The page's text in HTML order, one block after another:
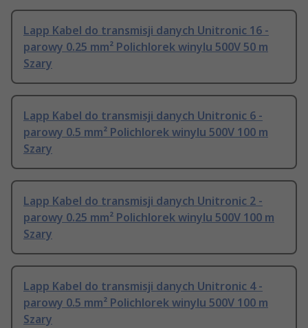
Lapp Kabel do transmisji danych Unitronic 16 -
parowy 0.25 mm² Polichlorek winylu 500V 50 m
Szary
Lapp Kabel do transmisji danych Unitronic 6 -
parowy 0.5 mm² Polichlorek winylu 500V 100 m
Szary
Lapp Kabel do transmisji danych Unitronic 2 -
parowy 0.25 mm² Polichlorek winylu 500V 100 m
Szary
Lapp Kabel do transmisji danych Unitronic 4 -
parowy 0.5 mm² Polichlorek winylu 500V 100 m
Szary